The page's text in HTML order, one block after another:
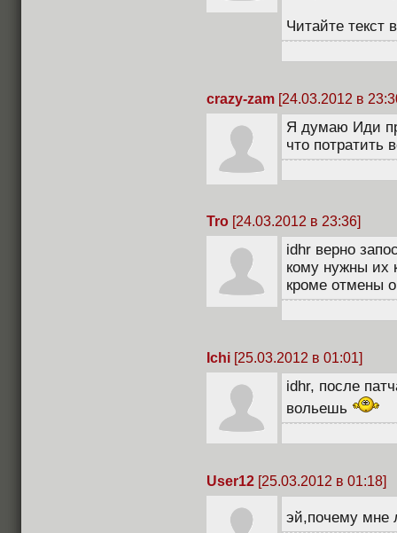
Читайте текст
crazy-zam [24.03.2012 в
Я думаю Иди
что потратить
Tro [24.03.2012 в 23:36]
idhr верно
кому нужны их
кроме отмены
Ichi [25.03.2012 в 01:01]
idhr, после
вольешь
User12 [25.03.2012 в 01:18]
эй,почему мне